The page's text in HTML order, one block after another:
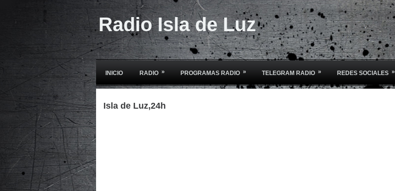
Radio Isla de Luz
INICIO RADIO » PROGRAMAS RADIO » TELEGRAM RADIO » REDES SOCIALES »
Isla de Luz,24h